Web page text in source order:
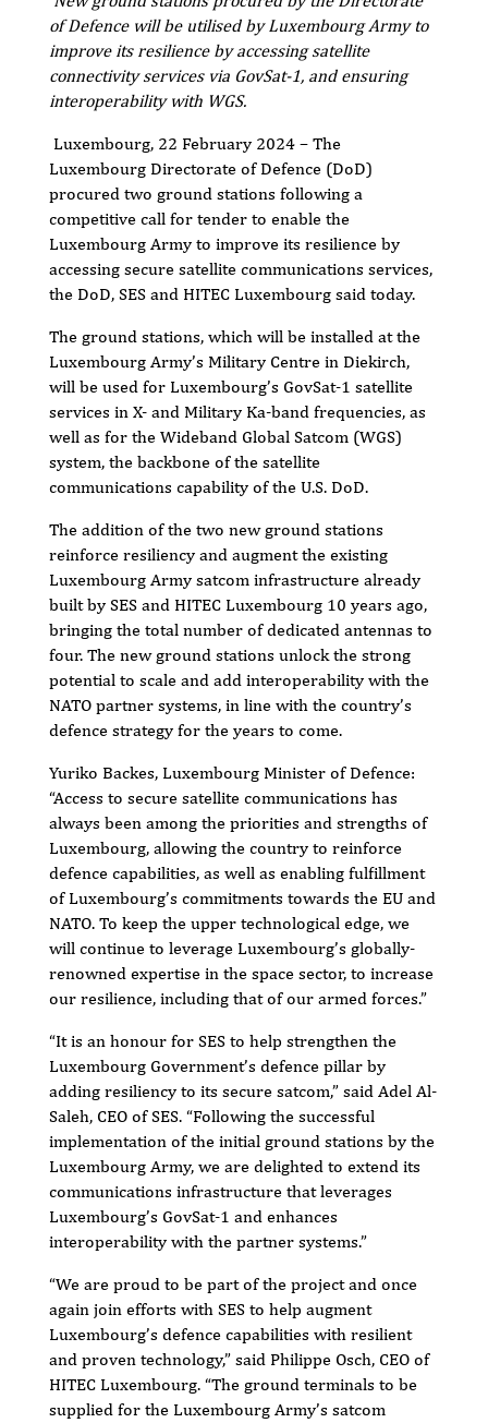
of Defence will be utilised by LuxembourgArmy to
improve its resilience by accessing satellite
connectivity services via GovSat-1, and ensuring
interoperability with WGS.
Luxembourg, 22 February 2024 – The
Luxembourg Directorate of Defence (DoD)
procured two ground stations following a
competitive call for tender to enable the
Luxembourg Army to improve its resilience by
accessing secure satellite communications services,
the DoD, SES and HITEC Luxembourg said today.
The ground stations, which will be installed at the
Luxembourg Army’s Military Centre in Diekirch,
will be used for Luxembourg’s GovSat-1 satellite
services in X- and Military Ka-band frequencies, as
well as for the Wideband Global Satcom (WGS)
system, the backbone of the satellite
communications capability of the U.S. DoD.
The addition of the two new ground stations
reinforce resiliency and augment the existing
Luxembourg Army satcom infrastructure already
built by SES and HITEC Luxembourg 10 years ago,
bringing the total number of dedicated antennas to
four. The new ground stations unlock the strong
potential to scale and add interoperability with the
NATO partner systems, in line with the country’s
defence strategy for the years to come.
Yuriko Backes, Luxembourg Minister of Defence:
“Access to secure satellite communications has
always been among the priorities and strengths of
Luxembourg, allowing the country to reinforce
defence capabilities, as well as enabling fulfillment
of Luxembourg’s commitments towards the EU and
NATO. To keep the upper technological edge, we
will continue to leverage Luxembourg’s globally-
renowned expertise in the space sector, to increase
our resilience, including that of our armed forces.”
“It is an honour for SES to help strengthen the
Luxembourg Government’s defence pillar by
adding resiliency to its secure satcom,” said Adel Al-
Saleh, CEO of SES. “Following the successful
implementation of the initial ground stations by the
Luxembourg Army, we are delighted to extend its
communications infrastructure that leverages
Luxembourg’s GovSat-1 and enhances
interoperability with the partner systems.”
“We are proud to be part of the project and once
again join efforts with SES to help augment
Luxembourg’s defence capabilities with resilient
and proven technology,” said Philippe Osch, CEO of
HITEC Luxembourg. “The ground terminals to be
supplied for the Luxembourg Army’s satcom